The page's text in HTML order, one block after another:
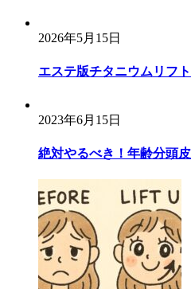
2026年5月15日
エステ版チタニウムリフ
2023年6月15日
絶対やるべき！年齢分頭